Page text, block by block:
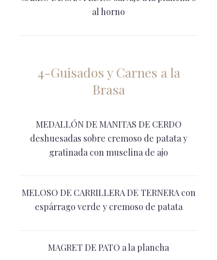
al horno
4-Guisados y Carnes a la
Brasa
MEDALLÓN DE MANITAS DE CERDO
deshuesadas sobre cremoso de patata y
gratinada con muselina de ajo
MELOSO DE CARRILLERA DE TERNERA con
espárrago verde y cremoso de patata
MAGRET DE PATO a la plancha